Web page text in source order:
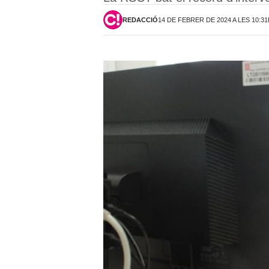
REDACCIÓ14 DE FEBRER DE 2024 A LES